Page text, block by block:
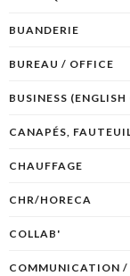
BUANDERIE
BUREAU / OFFICE
BUSINESS
CANAPÉS,
CHAUFFAGE
CHR/HORECA
COLLAB'
COMMUNICATION /